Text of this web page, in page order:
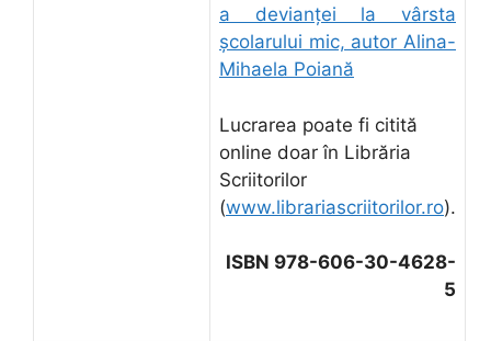
a devianței la vârsta
școlarului mic, autor Alina-
Mihaela Poiană
Lucrarea poate fi citită
online doar în Librăria
Scriitorilor
(www.librariascriitorilor.ro).
ISBN 978-606-30-4628-
5